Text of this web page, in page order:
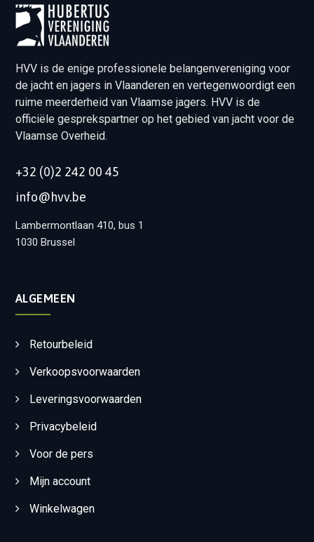
HVV is de enige professionele belangenvereniging voor
de jacht en jagers in Vlaanderen en vertegenwoordigt een
ruime meerderheid van Vlaamse jagers. HVV is de
officiële gesprekspartner op het gebied van jacht voor de
Vlaamse Overheid.
+32 (0)2 242 00 45
info@hvv.be
Lambermontlaan 410, bus 1
1030 Brussel
ALGEMEEN
Retourbeleid
Verkoopsvoorwaarden
Leveringsvoorwaarden
Privacybeleid
Voor de pers
Mijn account
Winkelwagen